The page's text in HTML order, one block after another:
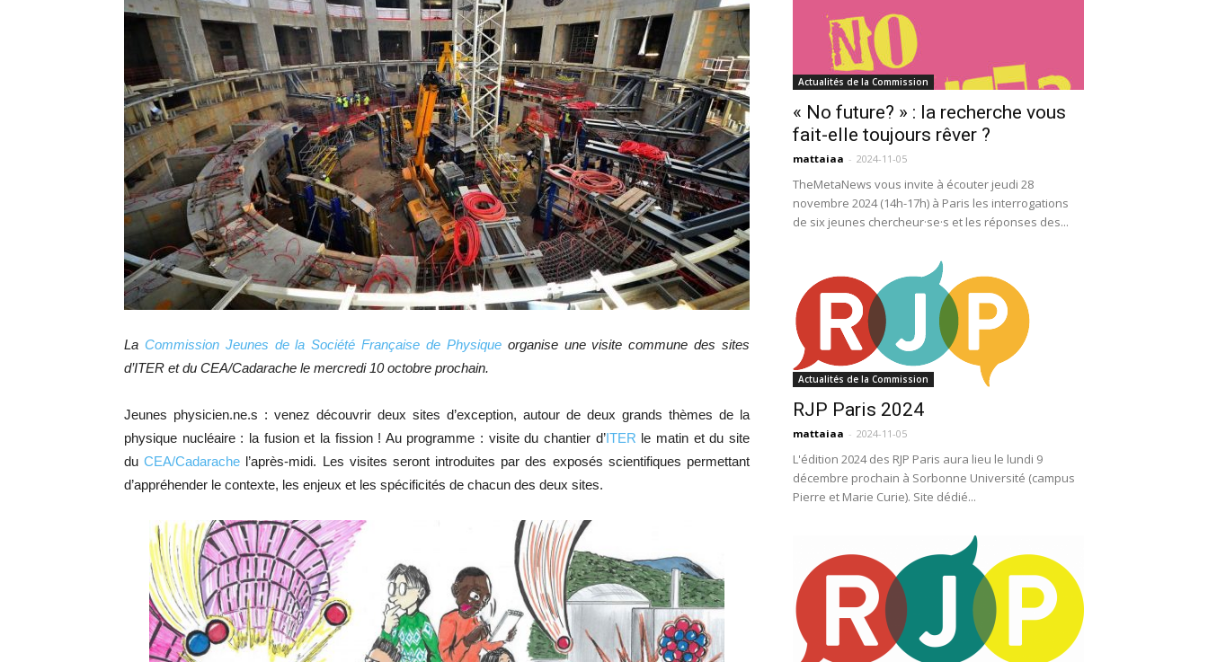
La Commission Jeunes de la Société Française de Physiqueorganise une visite commune des sites
d’ITER et du CEA/Cadarache le mercredi 10 octobre prochain.
Jeunes physicien.ne.s : venez découvrir deux sites d’exception, autour de deux grands thèmes de la
physique nucléaire : la fusion et la fission ! Au programme : visite du chantier d’ITER le matin et du site
duCEA/Cadarache l’après-midi. Les visites seront introduites par des exposés scientifiques permettant
d’appréhender le contexte, les enjeux et les spécificités de chacun des deux sites.
Actualités de la Commission
« No future? » : la recherche vous
fait-elle toujours rêver ?
mattaiaa - 2024-11-05
TheMetaNews vous invite à écouter jeudi 28
novembre 2024 (14h-17h) à Paris les interrogations
de six jeunes chercheur·se·s et les réponses des...
Actualités de la Commission
RJP Paris 2024
mattaiaa - 2024-11-05
L'édition 2024 des RJP Paris aura lieu le lundi 9
décembre prochain à Sorbonne Université (campus
Pierre et Marie Curie). Site dédié...